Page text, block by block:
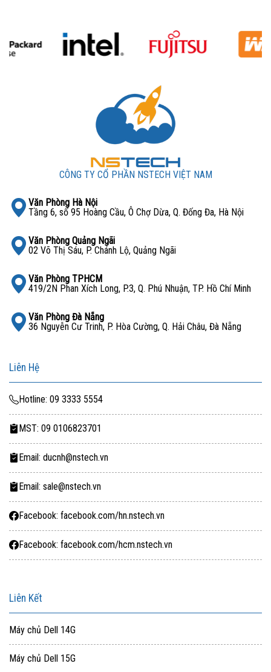
CÔNG TY CỔ PHẦN NSTECH VIỆT NAM
Văn Phòng Hà Nội
Tầng 6, số 95 Hoàng Cầu, Ô Chợ Dừa, Q. Đống Đa, Hà Nội
Văn Phòng Quảng Ngãi
02 Võ Thị Sáu, P. Chánh Lộ, Quảng Ngãi
Văn Phòng TPHCM
419/2N Phan Xích Long, P.3, Q. Phú Nhuận, TP. Hồ Chí Minh
Văn Phòng Đà Nẵng
36 Nguyễn Cư Trinh, P. Hòa Cường, Q. Hải Châu, Đà Nẵng
Liên Hệ
Hotline: 09 3333 5554
MST: 09 0106823701
Email: ducnh@nstech.vn
Email: sale@nstech.vn
Facebook: facebook.com/hn.nstech.vn
Facebook: facebook.com/hcm.nstech.vn
Liên Kết
Máy chủ Dell 14G
Máy chủ Dell 15G